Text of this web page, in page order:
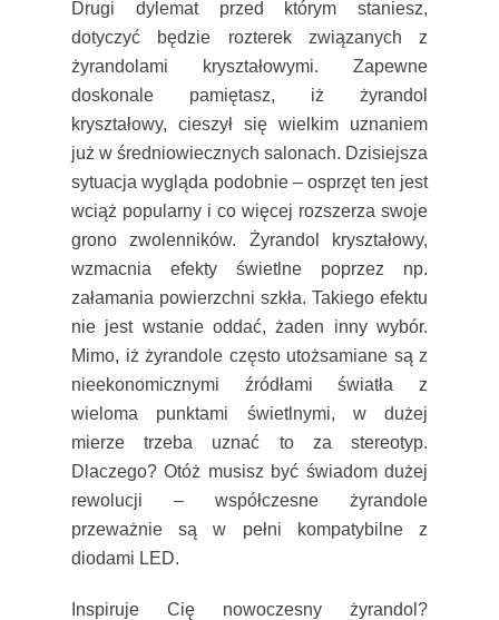
Drugi dylemat przed którym staniesz,
dotyczyć będzie rozterek związanych z
żyrandolami kryształowymi. Zapewne
doskonale pamiętasz, iż żyrandol
kryształowy, cieszył się wielkim uznaniem
już w średniowiecznych salonach. Dzisiejsza
sytuacja wygląda podobnie – osprzęt ten jest
wciąż popularny i co więcej rozszerza swoje
grono zwolenników. Żyrandol kryształowy,
wzmacnia efekty świetlne poprzez np.
załamania powierzchni szkła. Takiego efektu
nie jest wstanie oddać, żaden inny wybór.
Mimo, iż żyrandole często utożsamiane są z
nieekonomicznymi źródłami światła z
wieloma punktami świetlnymi, w dużej
mierze trzeba uznać to za stereotyp.
Dlaczego? Otóż musisz być świadom dużej
rewolucji – współczesne żyrandole
przeważnie są w pełni kompatybilne z
diodami LED.
Inspiruje Cię nowoczesny żyrandol?